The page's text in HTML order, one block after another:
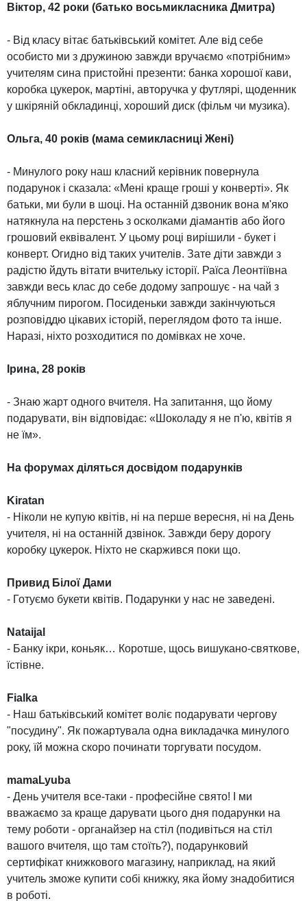
Віктор, 42 роки (батько восьмикласника Дмитра)
- Від класу вітає батьківський комітет. Але від себе
особисто ми з дружиною завжди вручаємо «потрібним»
учителям сина пристойні презенти: банка хорошої кави,
коробка цукерок, мартіні, авторучка у футлярі, щоденник
у шкіряній обкладинці, хороший диск (фільм чи музика).
Ольга, 40 років (мама семикласниці Жені)
- Минулого року наш класний керівник повернула
подарунок і сказала: «Мені краще гроші у конверті». Як
батьки, ми були в шоці. На останній дзвоник вона м'яко
натякнула на перстень з осколками діамантів або його
грошовий еквівалент. У цьому році вирішили - букет і
конверт. Огидно від таких учителів. Зате діти завжди з
радістю йдуть вітати вчительку історії. Раїса Леонтіївна
завжди весь клас до себе додому запрошує - на чай з
яблучним пирогом. Посиденьки завжди закінчуються
розповіддю цікавих історій, переглядом фото та інше.
Наразі, ніхто розходитися по домівках не хоче.
Ірина, 28 років
- Знаю жарт одного вчителя. На запитання, що йому
подарувати, він відповідає: «Шоколаду я не п'ю, квітів я
не їм».
На форумах діляться досвідом подарунків
Kiratan
- Ніколи не купую квітів, ні на перше вересня, ні на День
учителя, ні на останній дзвінок. Завжди беру дорогу
коробку цукерок. Ніхто не скаржився поки що.
Привид Білої Дами
- Готуємо букети квітів. Подарунки у нас не заведені.
Nataijal
- Банку ікри, коньяк… Коротше, щось вишукано-святкове,
їстівне.
Fialka
- Наш батьківський комітет воліє подарувати чергову
"посудину". Як пожартувала одна викладачка минулого
року, їй можна скоро починати торгувати посудом.
mamaLyuba
- День учителя все-таки - професійне свято! І ми
вважаємо за краще дарувати цього дня подарунки на
тему роботи - органайзер на стіл (подивіться на стіл
вашого вчителя, що там стоїть?), подарунковий
сертифікат книжкового магазину, наприклад, на який
учитель зможе купити собі книжку, яка йому знадобитися
в роботі.